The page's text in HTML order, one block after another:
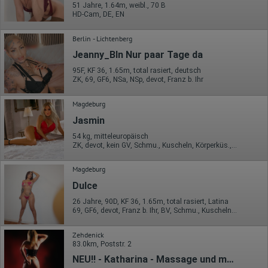
oder in anderen Vertragsstaaten des Abkommens über den
Europäischen Wirtschaftsraum gekürzt, dies bedeutet, dass alle
Daten anonym erhoben werden. Nur in Ausnahmefällen wird die
volle IP-Adresse an einen Server von Google in den USA
übertragen und dort gekürzt. Die von dem Browser des Nutzers
übermittelte IP-Adresse wird nicht mit anderen Daten von Google
zusammengeführt.
Erhobene Informationen zum Besucherverhalten sind folgende:
Herkunft (Land und Stadt)
Sprache
Betriebssystem
Gerät (PC, Tablet-PC oder Smartphone)
Browser und alle verwendeten Add-ons
Auflösung des Computers
verweisende Webseite)
Welche Dateien wurden heruntergeladen?
Welche Videos angeschaut?
Wurden Werbebanner angeklickt?
Wohin ging der Besucher? Klickte er auf weitere Seiten des
Portals oder hat er sie komplett verlassen?
Wie lange blieb der Besucher?
Ort der Verarbeitung:
Europäische Union & USA
51 Jahre, 1.64m, weibl., 70 B
HD-Cam, DE, EN
Berlin - Lichtenberg
Jeanny_Bln Nur paar Tage da
95F, KF 36, 1.65m, total rasiert, deutsch
ZK, 69, GF6, NSa, NSp, devot, Franz b. Ihr
Magdeburg
Jasmin
54 kg, mitteleuropäisch
Magdeburg
Dulce
26 Jahre, 90D, KF 36, 1.65m, total rasiert, Latina
69, GF6, devot, Franz b. Ihr, BV, Schmu., Kuscheln, Körperküs.
Zehdenick
83.0km, Poststr. 2
NEU!! - Katharina - Massage und mehr